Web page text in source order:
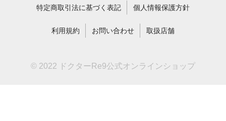
特定商取引法に基づく表記 個人情報保護方針
利用規約 お問い合わせ 取扱店舗
© 2022 ドクターRe9公式オンラインショップ